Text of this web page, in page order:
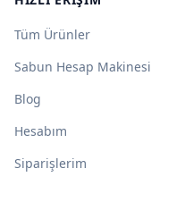
Tüm Ürünler
Sabun Hesap Makinesi
Blog
Hesabım
Siparişlerim